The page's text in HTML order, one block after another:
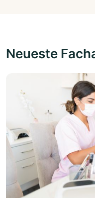
Neueste